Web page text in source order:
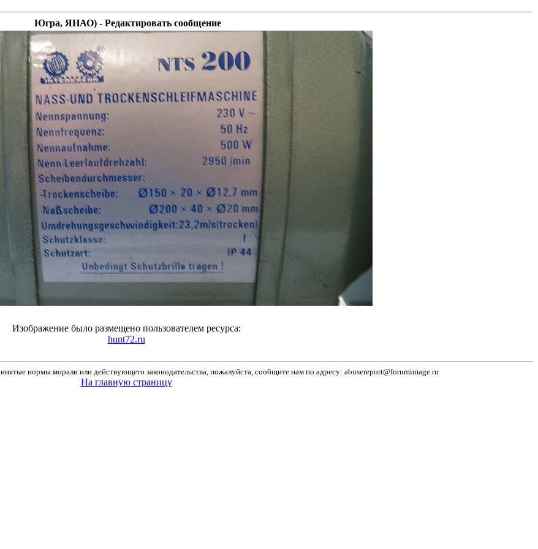
Югра, ЯНАО) - Редактировать сообщение
Изображение было размещено пользователем ресурса:
hunt72.ru
нормы морали или действующего законодательства, пожалуйста, сообщите нам по адресу: abusereport@forumimage.ru
На главную страницу